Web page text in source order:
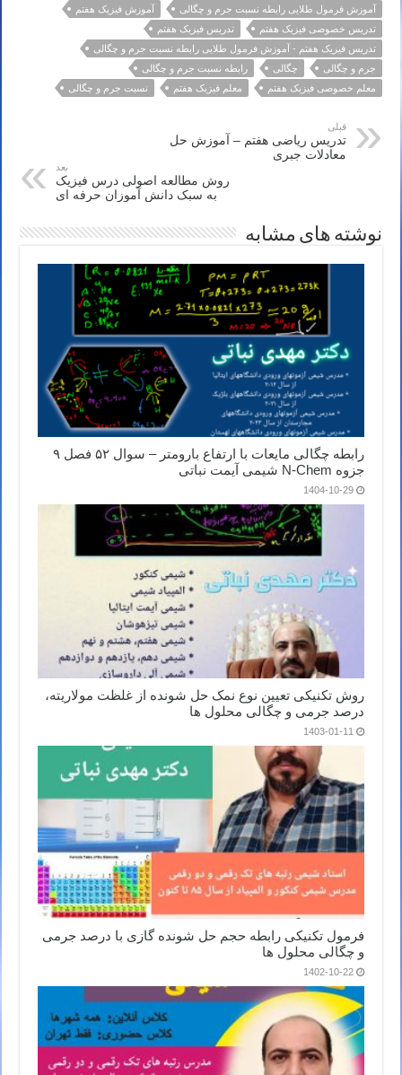
آموزش فرمول طلایی رابطه نسبت جرم و چگالی
آموزش فیزیک هفتم
تدریس خصوصی فیزیک هفتم
تدریس فیزیک هفتم
تدریس فیزیک هفتم - آموزش فرمول طلایی رابطه نسبت جرم و چگالی
جرم و چگالی
چگالی
رابطه نسبت جرم و چگالی
معلم خصوصی فیزیک هفتم
معلم فیزیک هفتم نسبت جرم و چگالی
قبلی
تدریس ریاضی هفتم – آموزش حل
معادلات جبری
بعد
روش مطالعه اصولی درس فیزیک
به سبک دانش آموزان حرفه ای
نوشته های مشابه
رابطه چگالی مایعات با ارتفاع بارومتر – سوال ۵۲ فصل ۹
جزوه N-Chem شیمی آیمت نباتی
1404-10-29
روش تکنیکی تعیین نوع نمک حل شونده از غلظت مولاریته،
درصد جرمی و چگالی محلول ها
1403-01-11
فرمول تکنیکی رابطه حجم حل شونده گازی با درصد جرمی
و چگالی محلول ها
1402-10-22